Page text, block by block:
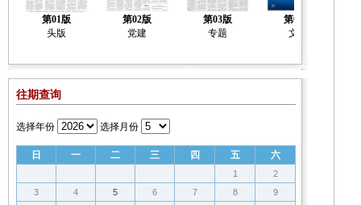
第01版
头版
第02版
党建
第03版
专题
第04版
文化
往期查询
选择年份 选择月份
日 一 二 三 四 五 六
1
2
3
4 5 6 7 8
9